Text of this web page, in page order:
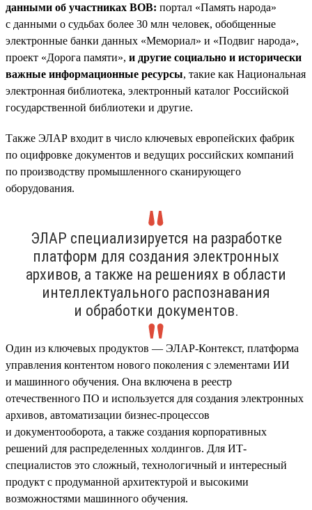
данными об участниках ВОВ: портал «Память народа»
с данными о судьбах более 30 млн человек, обобщенные
электронные банки данных «Мемориал» и «Подвиг народа»,
проект «Дорога памяти», и другие социально и исторически
важные информационные ресурсы, такие как Национальная
электронная библиотека, электронный каталог Российской
государственной библиотеки и другие.
Также ЭЛАР входит в число ключевых европейских фабрик
по оцифровке документов и ведущих российских компаний
по производству промышленного сканирующего
оборудования.
ЭЛАР специализируется на разработке
платформ для создания электронных
архивов, а также на решениях в области
интеллектуального распознавания
и обработки документов.
Один из ключевых продуктов — ЭЛАР-Контекст, платформа
управления контентом нового поколения с элементами ИИ
и машинного обучения. Она включена в реестр
отечественного ПО и используется для создания электронных
архивов, автоматизации бизнес-процессов
и документооборота, а также создания корпоративных
решений для распределенных холдингов. Для ИТ-
специалистов это сложный, технологичный и интересный
продукт с продуманной архитектурой и высокими
возможностями машинного обучения.